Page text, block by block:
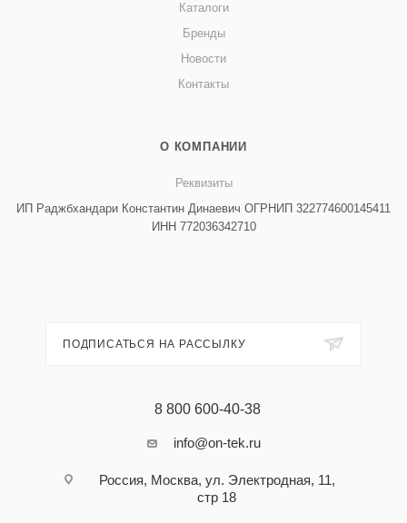
Каталоги
Бренды
Новости
Контакты
О КОМПАНИИ
Реквизиты
ИП Раджбхандари Константин Динаевич ОГРНИП 322774600145411
ИНН 772036342710
ПОДПИСАТЬСЯ НА РАССЫЛКУ
8 800 600-40-38
info@on-tek.ru
Россия, Москва, ул. Электродная, 11,
стр 18